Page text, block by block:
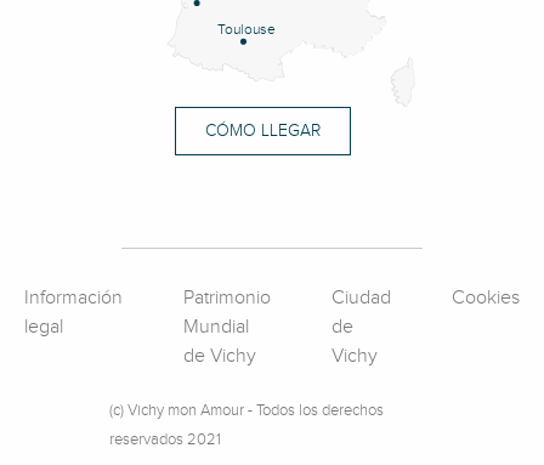
Toulouse
CÓMO LLEGAR
Información
legal
Patrimonio
Mundial
de Vichy
Ciudad
de
Vichy
Cookies
(c) Vichy mon Amour - Todos los derechos
reservados 2021